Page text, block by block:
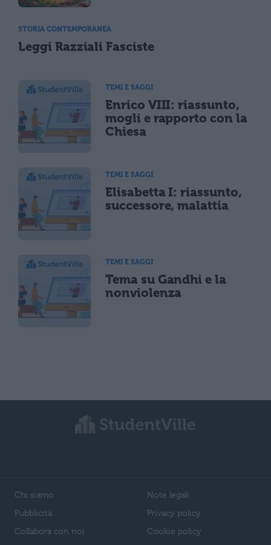
STORIA CONTEMPORANEA
Leggi Razziali Fasciste
TEMI E SAGGI
Enrico VIII: riassunto,
mogli e rapporto con la
Chiesa
TEMI E SAGGI
Elisabetta I: riassunto,
successore, malattia
TEMI E SAGGI
Tema su Gandhi e la
nonviolenza
Chi siamo
Pubblicità
Collabora con noi
Note legali
Privacy policy
Cookie policy